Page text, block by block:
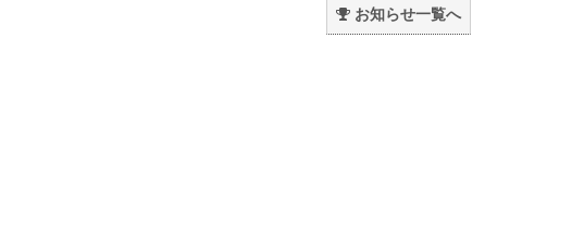
お知らせ一覧へ